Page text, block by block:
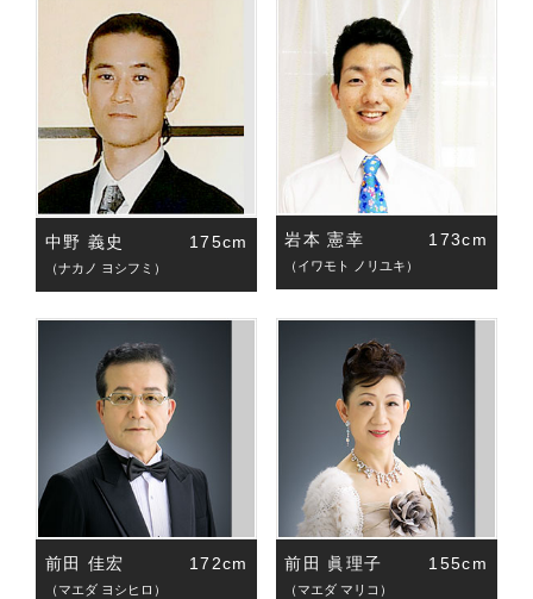
中野 義史
（ナカノ ヨシフミ）
175cm 岩本 憲幸
（イワモト ノリユキ）
173cm
前田 佳宏
（マエダ ヨシヒロ）
172cm 前田 眞理子
（マエダ マリコ）
155cm